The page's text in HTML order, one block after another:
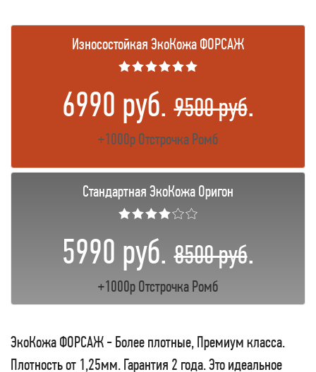
Износостойкая ЭкоКожа ФОРСАЖ
★★★★★★
6990 руб.9500 руб.
+1000р Отстрочка Ромб
Стандартная ЭкоКожа Оригон
★★★★☆☆
5990 руб.8500 руб.
+1000р Отстрочка Ромб
ЭкоКожа ФОРСАЖ - Более плотные, Премиум класса.
Плотность от 1,25мм. Гарантия 2 года. Это идеальное